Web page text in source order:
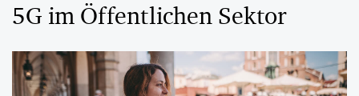
5G im Öffentlichen Sektor